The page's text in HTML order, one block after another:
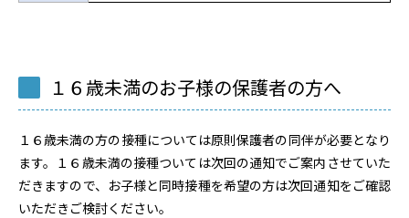
１６歳未満のお子様の保護者の方へ
１６歳未満の方の接種については原則保護者の同伴が必要となり
ます。１６歳未満の接種ついては次回の通知でご案内させていた
だきますので、お子様と同時接種を希望の方は次回通知をご確認
いただきご検討ください。